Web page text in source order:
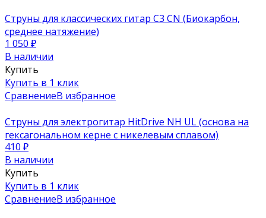
Струны для классических гитар C3 CN (Биокарбон,
среднее натяжение)
1 050 ₽
В наличии
Купить
Купить в 1 клик
СравнениеВ избранное
Струны для электрогитар HitDrive NH UL (основа на
гексагональном керне с никелевым сплавом)
410 ₽
В наличии
Купить
Купить в 1 клик
СравнениеВ избранное